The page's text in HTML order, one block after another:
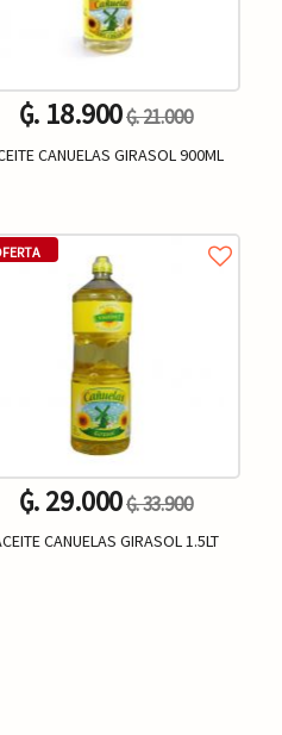
₲. 18.900₲. 21.000
CANUELAS GIRASOL 900ML
₲. 29.000₲. 33.900
CANUELAS GIRASOL 1.5LT